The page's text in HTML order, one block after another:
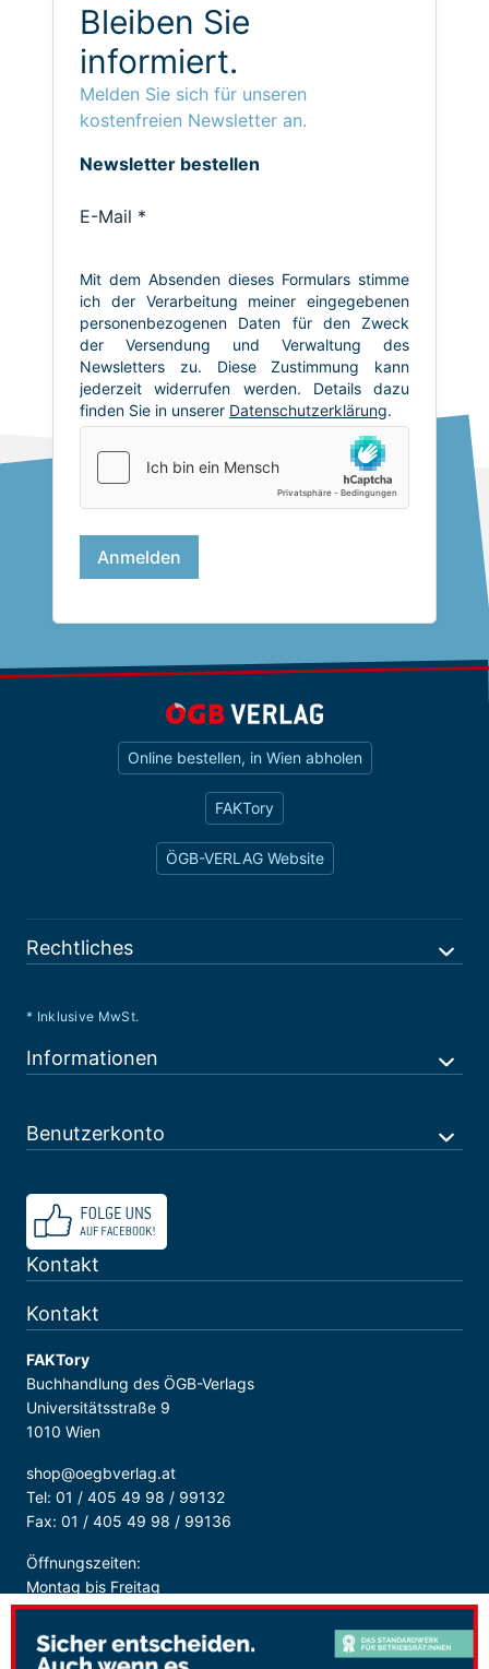
Bleiben Sie
informiert.
Melden Sie sich für unseren
kostenfreien Newsletter an.
Online bestellen, in Wien abholen
FAKTory
ÖGB-VERLAG Website
Rechtliches
* Inklusive MwSt.
Informationen
Benutzerkonto
Kontakt
Kontakt
FAKTory
Buchhandlung des ÖGB-Verlags
Universitätsstraße 9
1010 Wien
shop@oegbverlag.at
Tel: 01 / 405 49 98 / 99132
Fax: 01 / 405 49 98 / 99136
Öffnungszeiten:
Montag bis Freitag
9:00 - 18:00 Uhr
durchgehend